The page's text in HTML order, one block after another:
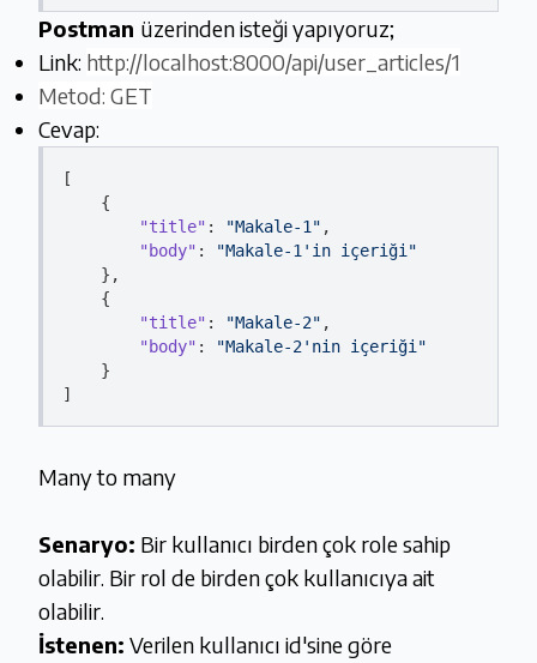
Postman üzerinden isteği yapıyoruz;
Link: http://localhost:8000/api/user_articles/1
Metod: GET
Cevap:
[
{
"title" : "Makale-1" ,
"body" :
"Makale-1'in içeriği"
},
{
"title" : "Makale-2" ,
"body" :
"Makale-2'nin içeriği"
}
Many to many
Senaryo: Bir kullanıcı birden çok role sahip
olabilir. Bir rol de birden çok kullanıcıya ait
olabilir.
İstenen: Verilen kullanıcı id'sine göre